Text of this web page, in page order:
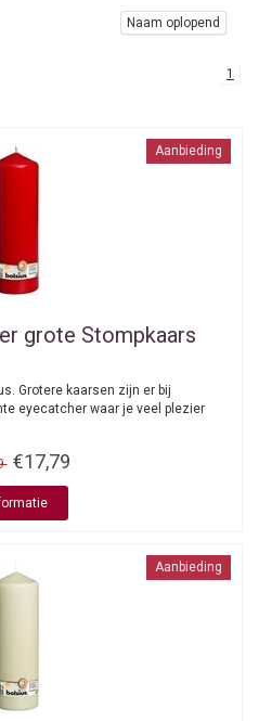
Naam oplopend
1
Aanbieding
grote Stompkaars
Grotere kaarsen zijn er bij
eyecatcher waar je veel plezier
€17,79
Aanbieding